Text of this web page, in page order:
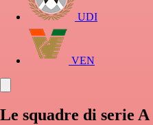
UDI
VEN
Le squadre di serie A